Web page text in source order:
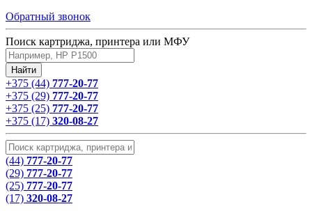
Обратный звонок
Поиск картриджа, принтера или МФУ
+375 (44) 777-20-77
+375 (29) 777-20-77
+375 (25) 777-20-77
+375 (17) 320-08-27
(44) 777-20-77
(29) 777-20-77
(25) 777-20-77
(17) 320-08-27